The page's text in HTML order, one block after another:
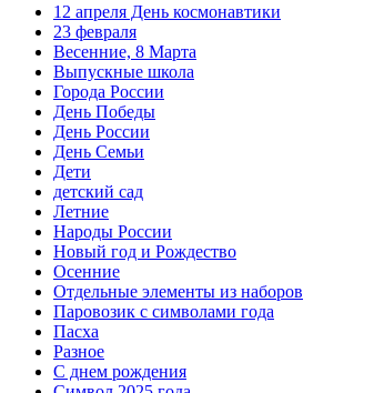
12 апреля День космонавтики
23 февраля
Весенние, 8 Марта
Выпускные школа
Города России
День Победы
День России
День Семьи
Дети
детский сад
Летние
Народы России
Новый год и Рождество
Осенние
Отдельные элементы из наборов
Паровозик с символами года
Пасха
Разное
С днем рождения